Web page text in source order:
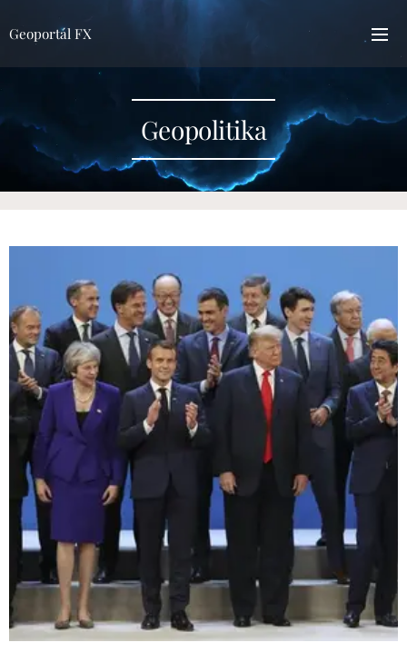
Geoportál FX
Geopolitika